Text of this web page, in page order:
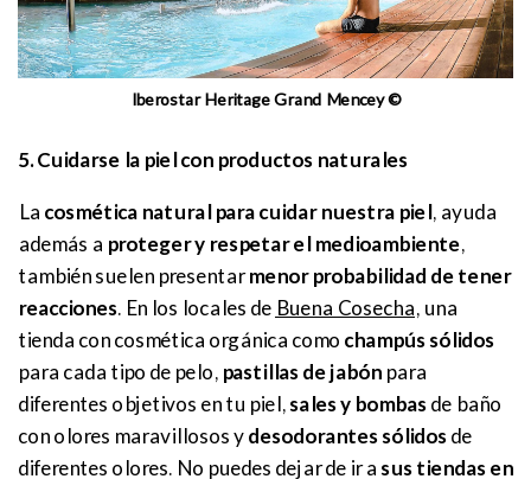
Iberostar Heritage Grand Mencey ©
5. Cuidarse la piel con productos naturales
La cosmética natural para cuidar nuestra piel, ayuda
además a proteger y respetar el medioambiente,
también suelen presentarmenor probabilidad de tener
reacciones. En los locales de Buena Cosecha, una
tienda con cosmética orgánica como champús sólidos
para cada tipo de pelo, pastillas de jabón para
diferentes objetivos en tu piel,sales y bombasde baño
con olores maravillosos ydesodorantes sólidosde
diferentes olores. No puedes dejar de ir a sus tiendas en